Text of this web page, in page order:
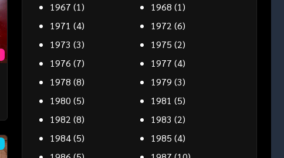
1967 (1) 1968 (1)
1971 (4) 1972 (6)
1973 (3) 1975 (2)
1976 (7) 1977 (4)
1978 (8) 1979 (3)
1980 (5) 1981 (5)
1982 (8) 1983 (2)
1984(5) 1985 (4)